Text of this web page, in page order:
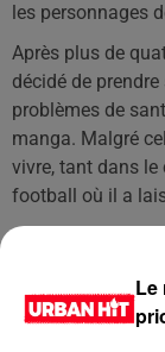
les personnages
Après plus de
décidé de
problèmes de
manga. Malgré
vivre, tant dans
football où il a
LES
Le